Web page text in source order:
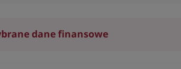
dane finansowe